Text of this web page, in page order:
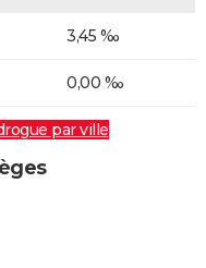
3,45 ‰
0,00 ‰
par ville